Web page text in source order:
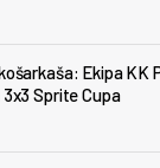
Ekipa KK
Sprite Cupa